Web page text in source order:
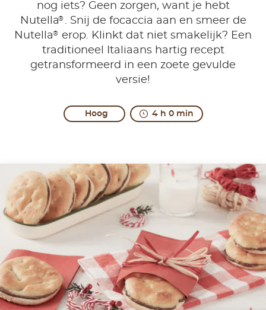
nog iets? Geen zorgen, want je hebt
Nutella® . Snij de focaccia aan en smeer de
Nutella® erop. Klinkt dat niet smakelijk? Een
traditioneel Italiaans hartig recept
getransformeerd in een zoete gevulde
versie!
Hoog 4 h 0 min